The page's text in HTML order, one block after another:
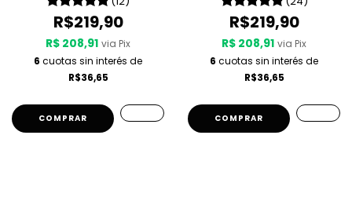
R$219,90
R$ 208,91 via Pix
6 cuotas sin interés de
R$36,65
COMPRAR
R$219,90
R$ 208,91 via Pix
6 cuotas sin interés de
R$36,65
COMPRAR